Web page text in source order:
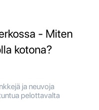
- Miten
kotona?
ja neuvoja
pelottavalta